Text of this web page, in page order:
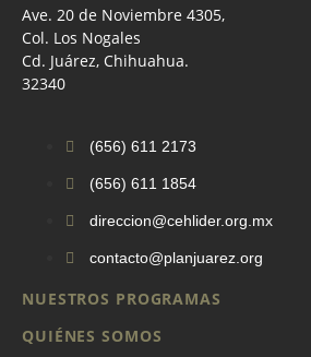
Ave. 20 de Noviembre 4305,
Col. Los Nogales
Cd. Juárez, Chihuahua.
32340
(656) 611 2173
(656) 611 1854
direccion@cehlider.org.mx
contacto@planjuarez.org
NUESTROS PROGRAMAS
QUIÉNES SOMOS